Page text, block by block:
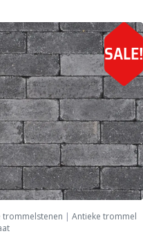
SALE!
trommelstenen | Antieke trommel